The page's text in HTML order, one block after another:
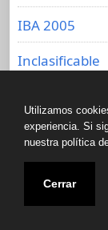
IBA 2005
Inclasificable
Internet
Jack Daniel's
Jarabe de
Utilizamos
experiencia. Si
nuestra política
Cerrar